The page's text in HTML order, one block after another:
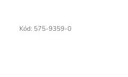
Kód: 575-9359-0